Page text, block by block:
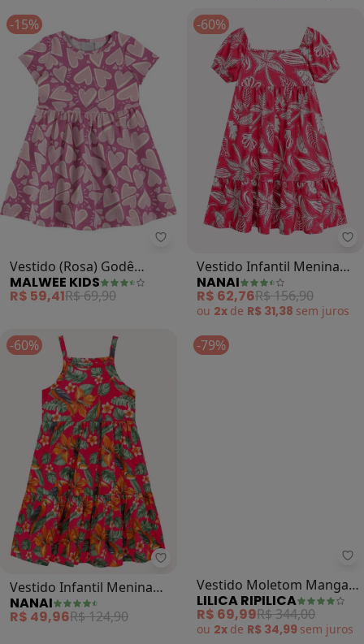
-15%
Vestido (Rosa) Godê
Corações em Cotton
MALWEE KIDS
R$ 59,41R$ 69,90
-60%
Vestido Infantil Menina
Estampa (Rosa)
NANAI
R$ 62,76R$ 156,90
ou 2x de R$ 31,38 semjuros
-60%
Vestido Infantil Menina
Tropical (Rosa)
NANAI
R$ 49,96R$ 124,90
-79%
Vestido Moletom Manga
Longa Infantil (Rosa)
LILICA RIPILICA
R$ 69,99R$ 344,00
ou 2x de R$ 34,99 semjuros